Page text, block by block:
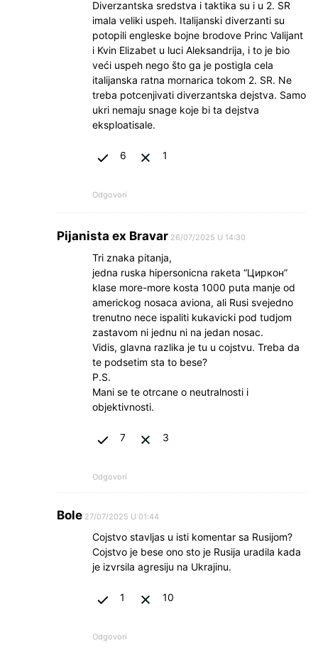
Diverzantska sredstva i taktika su i u 2. SR
imala veliki uspeh. Italijanski diverzanti su
potopili engleske bojne brodove Princ Valijant
i Kvin Elizabet u luci Aleksandrija, i to je bio
veći uspeh nego što ga je postigla cela
italijanska ratna mornarica tokom 2. SR. Ne
treba potcenjivati diverzantska dejstva. Samo
ukri nemaju snage koje bi ta dejstva
eksploatisale.
6 1
Odgovori
Pijanista ex Bravar 26/07/2025 U 14:30
Tri znaka pitanja,
jedna ruska hipersonicna raketa “Циркон”
klase more-more kosta 1000 puta manje od
americkog nosaca aviona, ali Rusi svejedno
trenutno nece ispaliti kukavicki pod tudjom
zastavom ni jednu ni na jedan nosac.
Vidis, glavna razlika je tu u cojstvu. Treba da
te podsetim sta to bese?
P.S.
Mani se te otrcane o neutralnosti i
objektivnosti.
7 3
Odgovori
Bole 27/07/2025 U 01:44
Cojstvo stavljas u isti komentar sa Rusijom?
Cojstvo je bese ono sto je Rusija uradila kada
je izvrsila agresiju na Ukrajinu.
1 10
Odgovori